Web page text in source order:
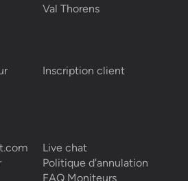
Val Thorens
Inscription client
Live chat
Politique d'annulation
FAQ Moniteurs